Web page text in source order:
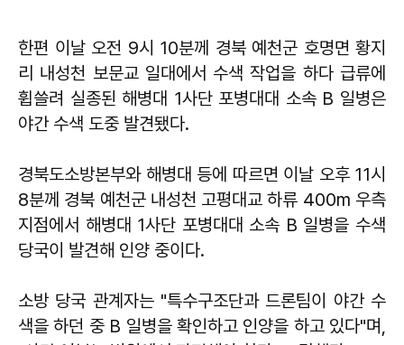
한편 이날 오전 9시 10분께 경북 예천군 호명면 황지
리 내성천 보문교 일대에서 수색 작업을 하다 급류에
휩쓸려 실종된 해병대 1사단 포병대대 소속 B 일병은
야간 수색 도중 발견됐다.
경북도소방본부와 해병대 등에 따르면 이날 오후 11시
8분께 경북 예천군 내성천 고평대교 하류 400m 우측
지점에서 해병대 1사단 포병대대 소속 B 일병을 수색
당국이 발견해 인양 중이다.
소방 당국 관계자는 "특수구조단과 드론팀이 야간 수
색을 하던 중 B 일병을 확인하고 인양을 하고 있다"며,